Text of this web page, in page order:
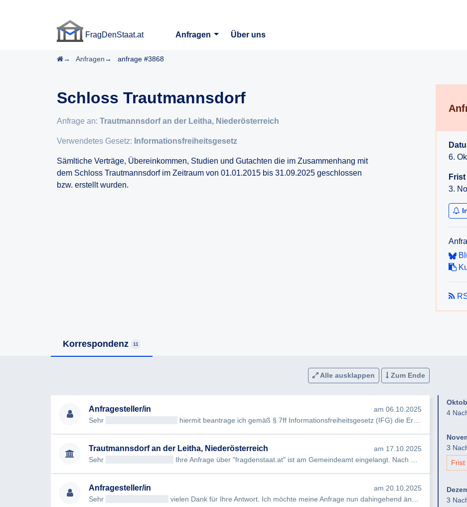
FragDenStaat.at
Anfragen
Über uns
Startseite
Anfragen anfrage #3868
Schloss Trautmannsdorf
Anfrage an: Trautmannsdorf an der Leitha, Niederösterreich
Verwendetes Gesetz: Informationsfreiheitsgesetz
Sämltiche Verträge, Übereinkommen, Studien und Gutachten die im Zusammenhang mit
dem Schloss Trautmannsdorf im Zeitraum von 01.01.2015 bis 31.09.2025 geschlossen
bzw. erstellt wurden.
6.
Frist
3.
Korrespondenz 11
Alle ausklappen Zum Ende
Anfragesteller/in
am 06.10.2025
Sehr
hiermit beantrage ich gemäß § 7ff Informationsfreiheitsgesetz (IFG) die Erteilung fo…
Trautmannsdorf an der Leitha, Niederösterreich
am 17.10.2025
Sehr
Ihre Anfrage über "fragdenstaat.at" ist am Gemeindeamt eingelangt. Nach Prüfung Ih…
Anfragesteller/in
am 20.10.2025
Sehr
vielen Dank für Ihre Antwort. Ich möchte meine Anfrage nun dahingehend ändern, als ich u…
4
3
Frist
3